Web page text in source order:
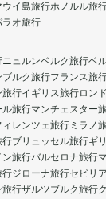
ウイ島旅行ホノルル旅
ラオ旅行
ニュルンベルク旅行ベ
ブルク旅行フランス旅
旅行イギリス旅行ロン
ル旅行マンチェスター
ィレンツェ旅行 ミラノ
行ブリュッセル旅行ギ
ン旅行バルセロナ旅行
行ジローナ旅行セビリ
旅行ザルツブルク旅行